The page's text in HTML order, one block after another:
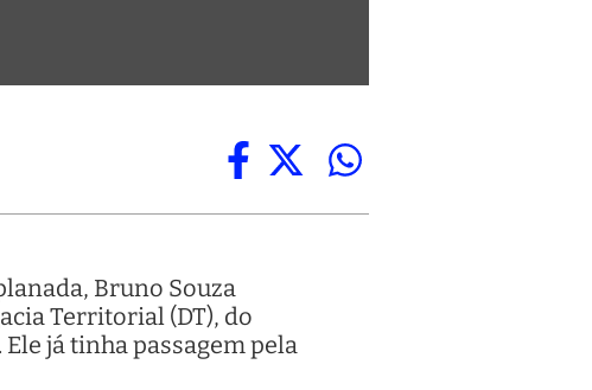
Bruno Souza
Territorial (DT), do
já tinha passagem pela